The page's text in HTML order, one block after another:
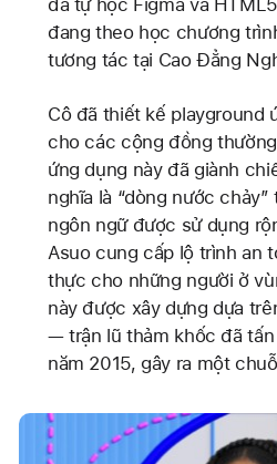
đang theo học chương
tương tác tại Cao Đẳng
Cô đã thiết kế playground
cho các cộng đồng
ứng dụng này đã giành
nghĩa là “dòng nước
ngôn ngữ được sử dụng
Asuo cung cấp lộ trình an
thực cho những người ở
này được xây dựng dựa
— trận lũ thảm khốc đã
năm 2015, gây ra một